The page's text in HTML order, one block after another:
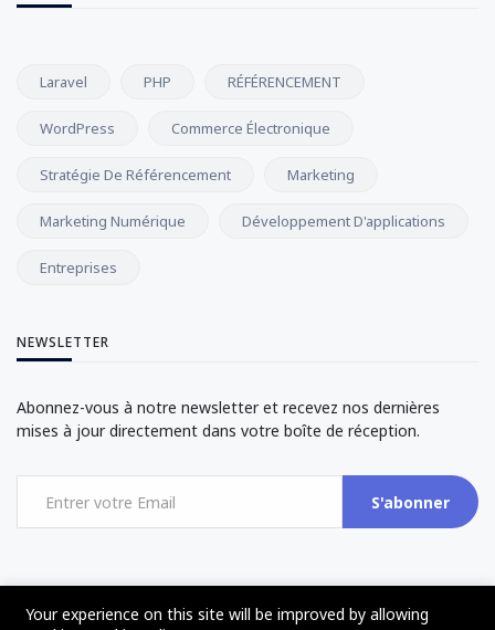
Laravel PHP RÉFÉRENCEMENT
WordPress Commerce Électronique
Stratégie De Référencement Marketing
Marketing Numérique Développement D'applications
Entreprises
NEWSLETTER
Abonnez-vous à notre newsletter et recevez nos dernières
mises à jour directement dans votre boîte de réception.
S'abonner
Your experience on this site will be improved by allowing